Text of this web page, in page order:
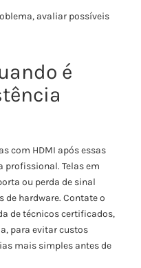
avaliar possíveis
é
com HDMI após essas
profissional. Telas em
ou perda de sinal
hardware. Contate o
de técnicos certificados,
para evitar custos
mais simples antes de